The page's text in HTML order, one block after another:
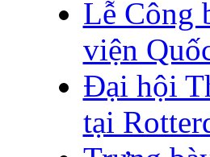
Lễ Công
viện
Đại hội
tại